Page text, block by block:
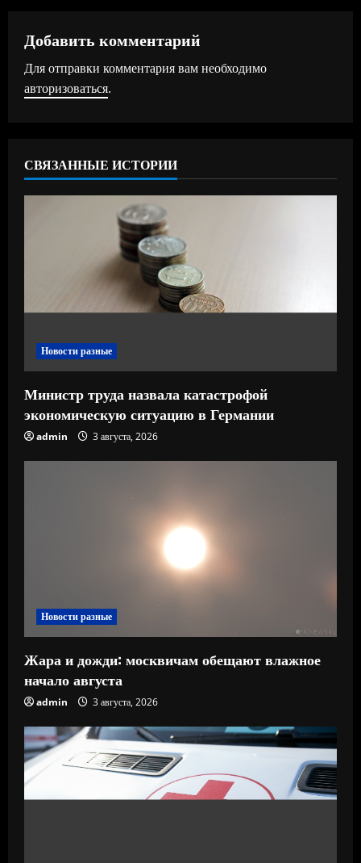
и
т
ч
т
Добавить комментарий
Для отправки комментария вам необходимо
авторизоваться.
СВЯЗАННЫЕ ИСТОРИИ
Новости разные
Министр труда назвала катастрофой
экономическую ситуацию в Германии
admin 3 августа, 2026
Новости разные
Жара и дожди: москвичам обещают влажное
начало августа
admin 3 августа, 2026